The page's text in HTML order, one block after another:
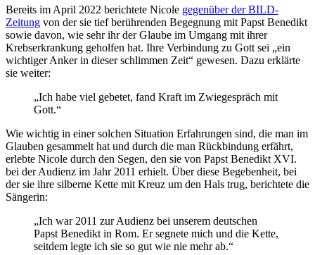
Bereits im April 2022 berichtete Nicole gegenüber der BILD-
Zeitung von der sie tief berührenden Begegnung mit Papst Benedikt
sowie davon, wie sehr ihr der Glaube im Umgang mit ihrer
Krebserkrankung geholfen hat. Ihre Verbindung zu Gott sei „ein
wichtiger Anker in dieser schlimmen Zeit“ gewesen. Dazu erklärte
sie weiter:
„Ich habe viel gebetet, fand Kraft im Zwiegespräch mit
Gott.“
Wie wichtig in einer solchen Situation Erfahrungen sind, die man im
Glauben gesammelt hat und durch die man Rückbindung erfährt,
erlebte Nicole durch den Segen, den sie von Papst Benedikt XVI.
bei der Audienz im Jahr 2011 erhielt. Über diese Begebenheit, bei
der sie ihre silberne Kette mit Kreuz um den Hals trug, berichtete die
Sängerin:
„Ich war 2011 zur Audienz bei unserem deutschen
Papst Benedikt in Rom. Er segnete mich und die Kette,
seitdem legte ich sie so gut wie nie mehr ab.“